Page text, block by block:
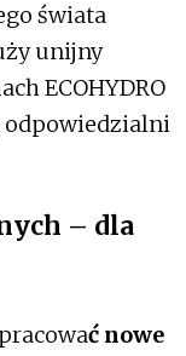
świata
unijny
ECOHYDRO
odpowiedzialni
– dla
ć nowe